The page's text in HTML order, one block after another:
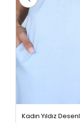
Kadın Yıldız
119,99 TL